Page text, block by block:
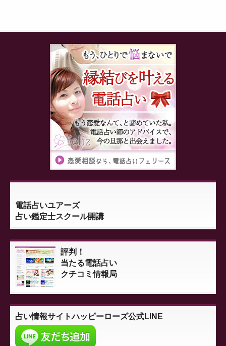
電話占いユアーズ
占い鑑定士スクール開講
評判！
当たる電話占い
クチコミ情報局
占い情報サイトハッピーローズ公式LINE